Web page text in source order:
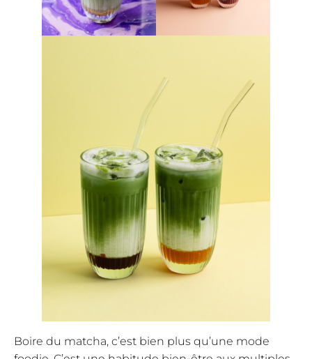
Boire du matcha, c’est bien plus qu’une mode